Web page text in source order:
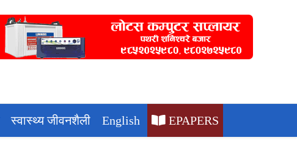
स्वास्थ्य जीवनशैली English EPAPERS